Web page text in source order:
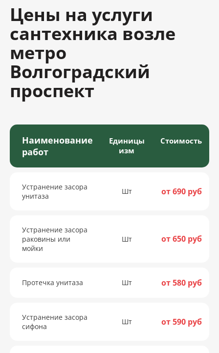
Цены на услуги
сантехника возле
метро
Волгоградский
проспект
Наименование
работ
Единицы
изм
Стоимость
Устранение засора
унитаза
Шт от 690 руб
Устранение засора
раковины или
мойки
Шт от 650 руб
Протечка унитаза Шт от 580 руб
Устранение засора
сифона
Шт от 590 руб